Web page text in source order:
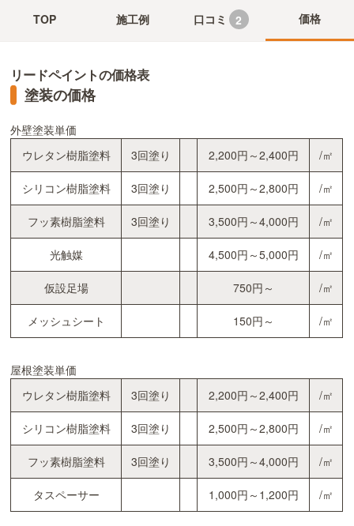
TOP 施工例 口コミ 2 価格
リードペイントの価格表
塗装の価格
外壁塗装単価
ウレタン樹脂塗料
3回塗り 2,200円～2,400円 /㎡
シリコン樹脂塗料 3回塗り 2,500円～2,800円 /㎡
フッ素樹脂塗料 3回塗り 3,500円～4,000円 /㎡
光触媒 4,500円～5,000円 /㎡
仮設足場 750円～ /㎡
メッシュシート 150円～ /㎡
屋根塗装単価
ウレタン樹脂塗料
3回塗り 2,200円～2,400円 /㎡
シリコン樹脂塗料 3回塗り 2,500円～2,800円 /㎡
フッ素樹脂塗料 3回塗り 3,500円～4,000円 /㎡
タスペーサー 1,000円～1,200円 /㎡